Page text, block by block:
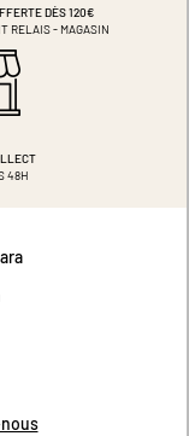
DÈS 120€
RELAIS - MAGASIN
48H